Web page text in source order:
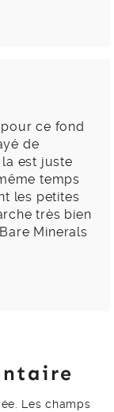
ce fond
de
est juste
temps
les petites
très bien
Minerals
Les champs